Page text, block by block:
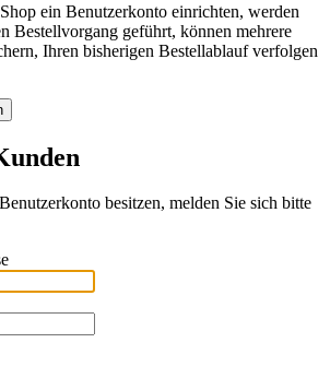
ein Benutzerkonto einrichten, werden
Bestellvorgang geführt, können mehrere
Ihren bisherigen Bestellablauf verfolgen
besitzen, melden Sie sich bitte